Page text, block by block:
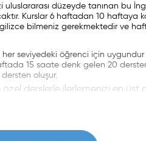
uluslararası düzeyde tanınan bu
Kurslar 6 haftadan 10 haftaya
bilmeniz gerekmektedir ve
seviyedeki öğrenci için uygundur
15 saate denk gelen 20
oluşur.
derslerle ilerlemenizi en üst
odaklanır ve öğretmenleriniz